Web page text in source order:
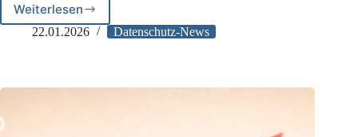
Weiterlesen
LDI
NRW:
gegen
22.01.2026 Datenschutz-News